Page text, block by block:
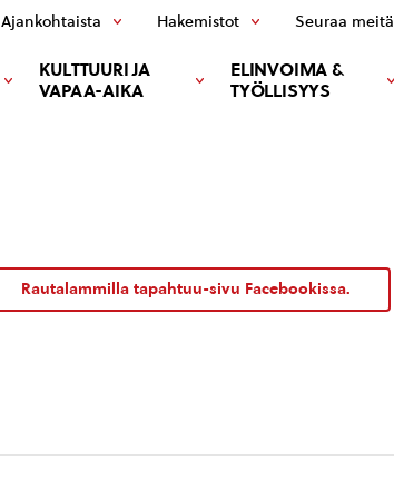
KULTTUURI JA
VAPAA-AIKA
ELINVOIMA &
TYÖLLISYYS
Ajankohtaista Hakemistot Seuraa meitä
Rautalammilla tapahtuu-sivu Facebookissa.